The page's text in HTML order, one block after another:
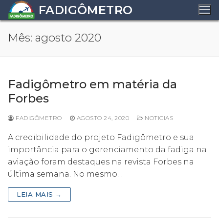
Pular
para
conteúdo
FADIGÔMETRO
Mês: agosto 2020
Fadigômetro em matéria da
Forbes
FADIGÔMETRO AGOSTO 24, 2020 NOTICIAS
A credibilidade do projeto Fadigômetro e sua
importância para o gerenciamento da fadiga na
aviação foram destaques na revista Forbes na
última semana. No mesmo…
LEIA MAIS →